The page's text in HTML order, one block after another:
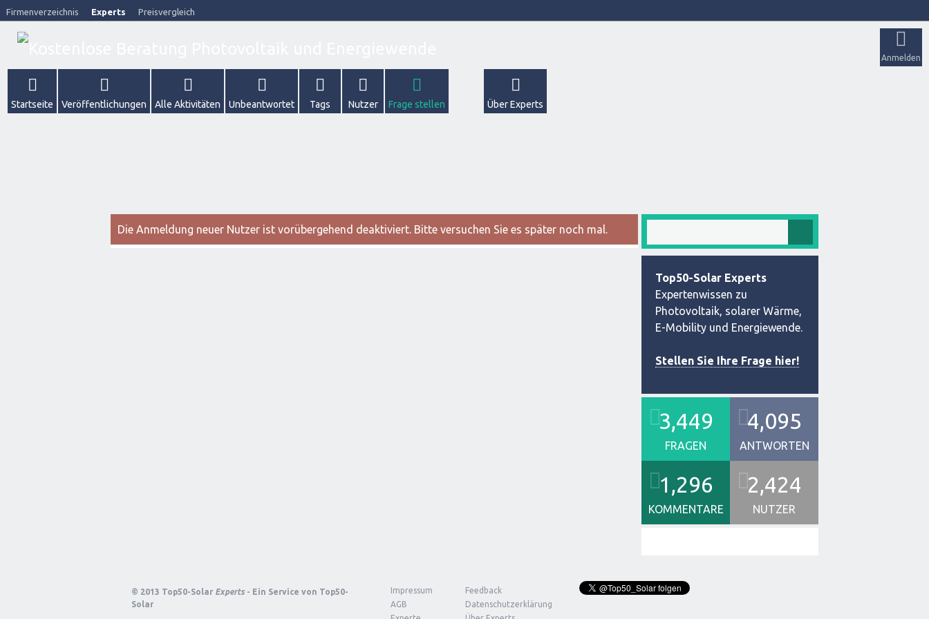
Firmenverzeichnis Experts Preisvergleich
Anmelden
Startseite Veröffentlichungen Alle Aktivitäten Unbeantwortet Tags Nutzer Frage stellen Über Experts
Die Anmeldung neuer Nutzer ist vorübergehend deaktiviert. Bitte versuchen Sie es später noch mal.
Top50-Solar Experts
Expertenwissen zu
Photovoltaik, solarer Wärme,
E-Mobility und Energiewende.
Stellen Sie Ihre Frage hier!
3,449
FRAGEN
4,095
ANTWORTEN
1,296
KOMMENTARE
2,424
NUTZER
© 2013 Top50-Solar Experts - Ein Service von Top50-
Solar
Impressum
Feedback
AGB
Datenschutzerklärung